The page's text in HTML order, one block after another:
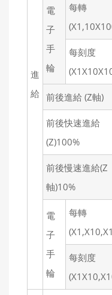
進
給
電
子
手
輪
每轉
每刻度
前後進給 (Z軸)
前後快速進給
(Z)100%
前後慢速進給(Z
軸)10%
電
子
手
輪
每轉
每刻度